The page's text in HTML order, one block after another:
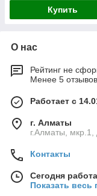
Купить
О нас
Рейтинг не
Менее 5
Работает с
г. Алматы
г.Алматы,
Контакты
Сегодня
Показать весь